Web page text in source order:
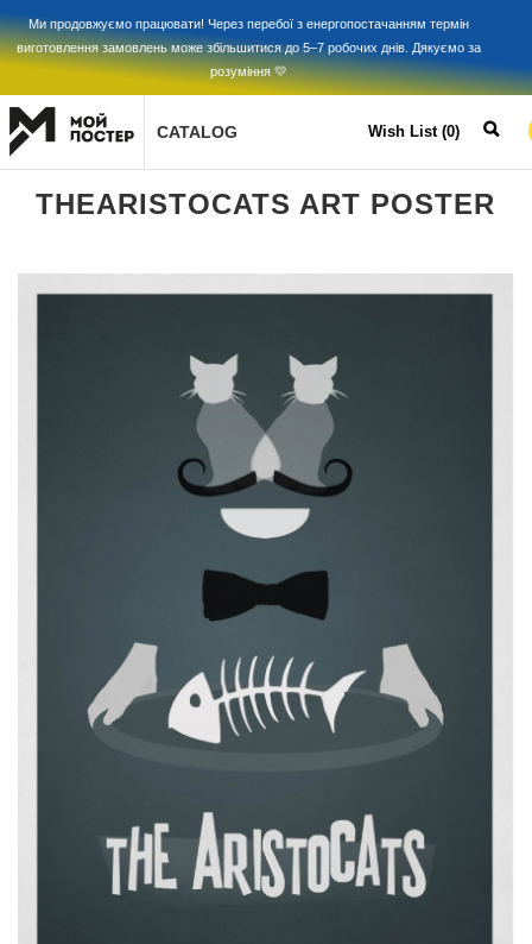
Ми продовжуємо працювати! Через перебої з енергопостачанням термін
виготовлення замовлень може збільшитися до 5–7 робочих днів. Дякуємо за
розуміння 💛
CATALOG Wish List (0)
THEARISTOCATS ART POSTER